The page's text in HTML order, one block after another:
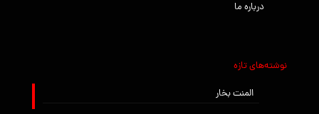
درباره ما
نوشته‌های تازه
المنت بخار